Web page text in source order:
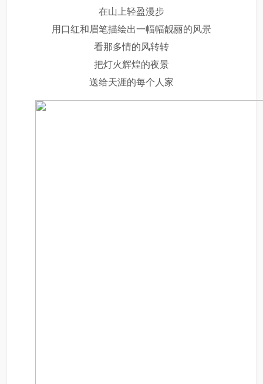
在山上轻盈漫步
用口红和眉笔描绘出一幅幅靓丽的风景
看那多情的风转转
把灯火辉煌的夜景
送给天涯的每个人家